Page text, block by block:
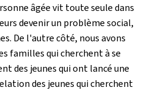
âgée vit toute seule dans
devenir un problème social,
De l'autre côté, nous avons
familles qui cherchent à se
des jeunes qui ont lancé une
des jeunes qui cherchent